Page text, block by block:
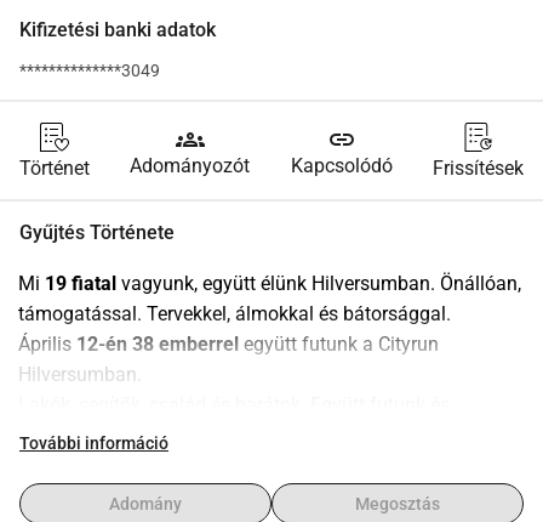
Kifizetési banki adatok
**************3049
Történet
groups
Adományozót
link
Kapcsolódó Frissítések
Gyűjtés Története
Mi 19 fiatal vagyunk, együtt élünk Hilversumban. Önállóan,
támogatással. Tervekkel, álmokkal és bátorsággal.
Április 12-én 38 emberrel együtt futunk a Cityrun
Hilversumban.
sétálunk előre. Magunkért. Egymásért. Azért, ami még jön.
A
esetében a részvétel a lényeg. Nem később. Most!
További információ
Adomány Megosztás